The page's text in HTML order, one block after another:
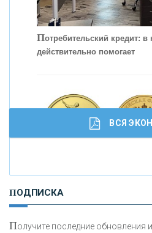
Потребительский кредит: в
действительно помогает
И
сохранения и увеличения
ВСЯ
ПОДПИСКА
Получите последние обновления